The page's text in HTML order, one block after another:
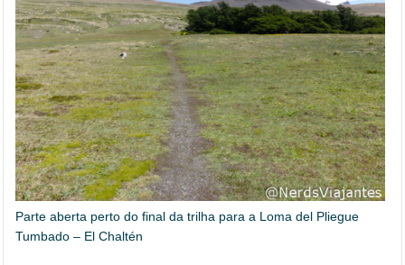
Parte aberta perto do final da trilha para a Loma del Pliegue
Tumbado – El Chaltén